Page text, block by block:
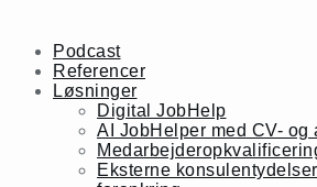
Podcast
Referencer
Løsninger
Digital JobHelp
AI JobHelper med CV-
Eksterne